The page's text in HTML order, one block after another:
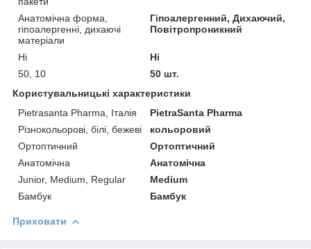
Анатомічна форма,
гіпоалергенні, дихаючі
матеріали
Гіпоалергенний, Дихаючий,
Повітропроникний
Ні
Ні
50, 10
50 шт.
Користувальницькі характеристики
Pietrasanta Pharma, Італія
PietraSanta Pharma
Різнокольорові, білі, бежеві
кольоровий
Ортоптичний
Ортоптичний
Анатомічна
Анатомічна
Junior, Medium, Regular
Medium
Бамбук
Бамбук
Приховати